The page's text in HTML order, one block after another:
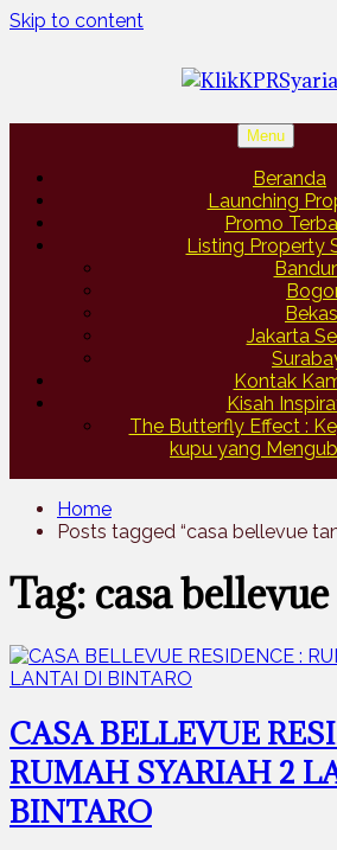
Skip to content
Menu
Beranda
Launching
Promo
Listing Property
Jakarta
Kontak
Kisah
The Butterfly Effect :
kupu yang
Home
Posts tagged “casa bellevue
Tag: casa
CASA BELLEVUE
RUMAH SYARIAH 2
BINTARO